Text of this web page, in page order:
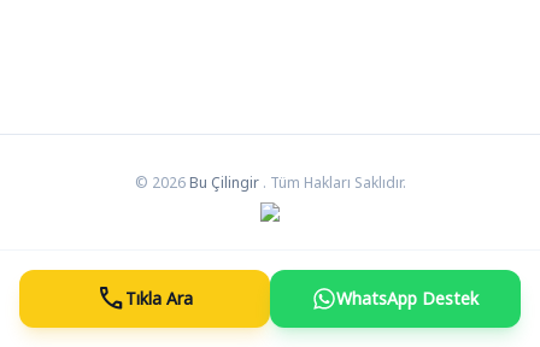
© 2026 Bu Çilingir . Tüm Hakları Saklıdır.
callTıkla Ara WhatsApp Destek